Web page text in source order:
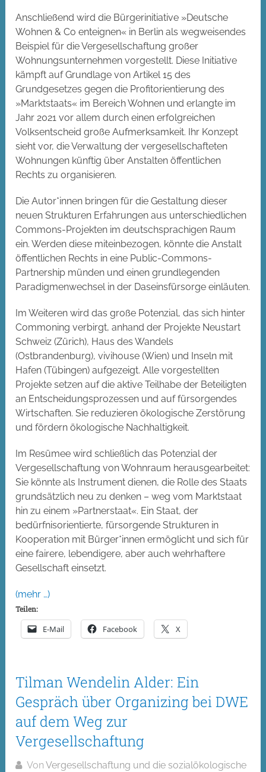
Anschließend wird die Bürgerinitiative »Deutsche
Wohnen & Co enteignen« in Berlin als wegweisendes
Beispiel für die Vergesellschaftung großer
Wohnungsunternehmen vorgestellt. Diese Initiative
kämpft auf Grundlage von Artikel 15 des
Grundgesetzes gegen die Profitorientierung des
»Marktstaats« im Bereich Wohnen und erlangte im
Jahr 2021 vor allem durch einen erfolgreichen
Volksentscheid große Aufmerksamkeit. Ihr Konzept
sieht vor, die Verwaltung der vergesellschafteten
Wohnungen künftig über Anstalten öffentlichen
Rechts zu organisieren.
Die Autor*innen bringen für die Gestaltung dieser
neuen Strukturen Erfahrungen aus unterschiedlichen
Commons-Projekten im deutschsprachigen Raum
ein. Werden diese miteinbezogen, könnte die Anstalt
öffentlichen Rechts in eine Public-Commons-
Partnership münden und einen grundlegenden
Paradigmenwechsel in der Daseinsfürsorge einläuten.
Im Weiteren wird das große Potenzial, das sich hinter
Commoning verbirgt, anhand der Projekte Neustart
Schweiz (Zürich), Haus des Wandels
(Ostbrandenburg), vivihouse (Wien) und Inseln mit
Hafen (Tübingen) aufgezeigt. Alle vorgestellten
Projekte setzen auf die aktive Teilhabe der Beteiligten
an Entscheidungsprozessen und auf fürsorgendes
Wirtschaften. Sie reduzieren ökologische Zerstörung
und fördern ökologische Nachhaltigkeit.
Im Resümee wird schließlich das Potenzial der
Vergesellschaftung von Wohnraum herausgearbeitet:
Sie könnte als Instrument dienen, die Rolle des Staats
grundsätzlich neu zu denken – weg vom Marktstaat
hin zu einem »Partnerstaat«. Ein Staat, der
bedürfnisorientierte, fürsorgende Strukturen in
Kooperation mit Bürger*innen ermöglicht und sich für
eine fairere, lebendigere, aber auch wehrhaftere
Gesellschaft einsetzt.
(mehr …)
Teilen:
E-Mail Facebook X
Tilman Wendelin Alder: Ein
Gespräch über Organizing bei DWE
auf dem Weg zur
Vergesellschaftung
VonVergesellschaftung und die sozialökologische